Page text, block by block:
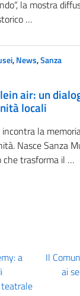
la mostra
…
,News,Sanza
air: un
locali
la
Nasce Sanza
che trasforma il …
a
Il
ai